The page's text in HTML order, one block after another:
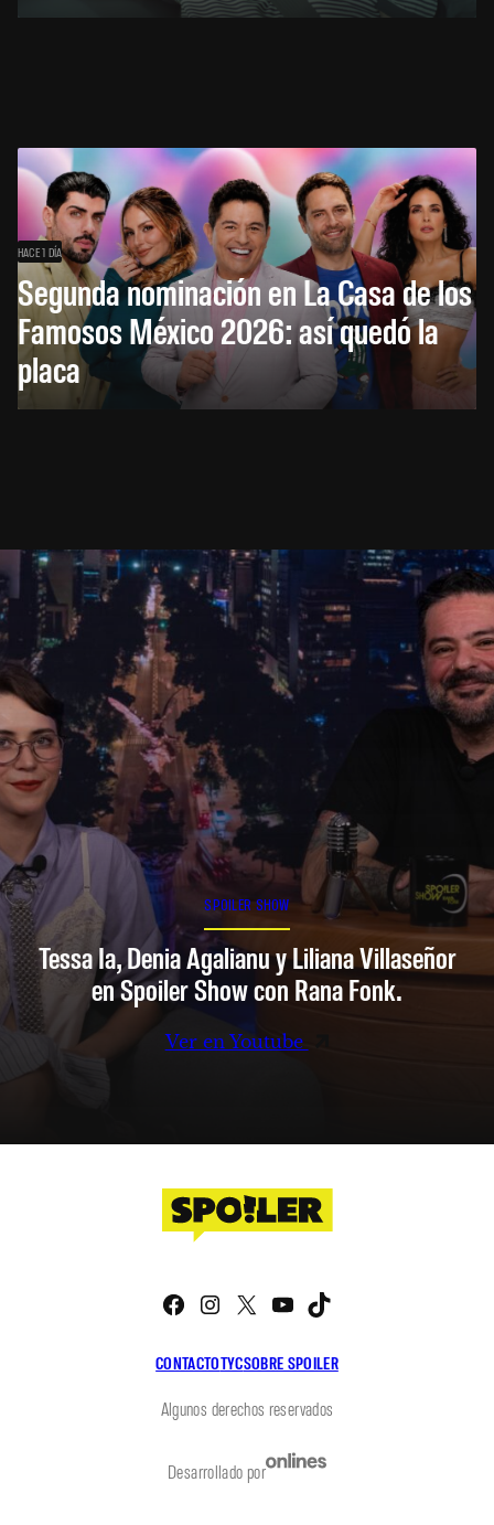
HACE 1 DÍA
Segunda nominación en La Casa de los
Famosos México 2026: así quedó la
placa
SPOILER SHOW
Tessa Ia, Denia Agalianu y Liliana Villaseñor
en Spoiler Show con Rana Fonk.
Ver en Youtube
CONTACTOTYCSOBRE SPOILER
Facebook
Instagram
X YouTube
Algunos derechos reservados
Desarrollado por